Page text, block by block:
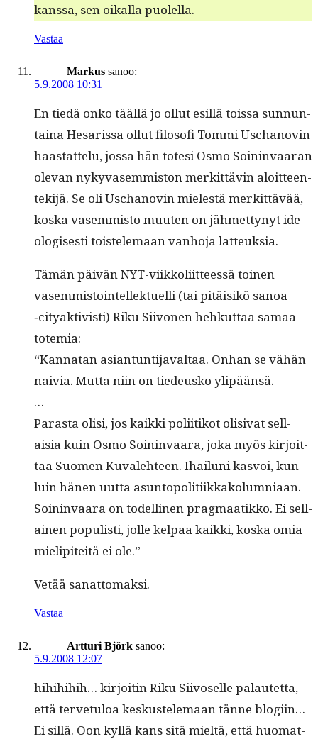
kanssa, sen oikalla puolella.
Vastaa
Markus sanoo:
5.9.2008 10:31
En tiedä onko tääl­lä jo ollut esil­lä tois­sa sun­nun­
taina Hesaris­sa ollut filosofi Tom­mi Uschanovin
haas­tat­telu, jos­sa hän tote­si Osmo Soin­in­vaaran
ole­van nyky­vasem­mis­ton merkit­tävin aloit­teen­
tek­i­jä. Se oli Uschanovin mielestä merkit­tävää,
kos­ka vasem­mis­to muuten on jäh­mettynyt ide­
ol­o­gis­es­ti tois­tele­maan van­ho­ja latteuksia.
Tämän päivän NYT-viikkoli­it­teessä toinen
vasem­mis­toin­tellek­tuel­li (tai pitäisikö sanoa
‑cityak­tivisti) Riku Siivo­nen hehkut­taa samaa
totemia:
“Kan­natan asiantun­ti­javal­taa. Onhan se vähän
naivia. Mut­ta niin on tiedeusko ylipäänsä.
…
Paras­ta olisi, jos kaik­ki poli­itikot oli­si­vat sel­l­
aisia kuin Osmo Soin­in­vaara, joka myös kir­joit­
taa Suomen Kuvale­hteen. Ihailu­ni kasvoi, kun
luin hänen uut­ta asun­topoli­ti­ikkako­lum­ni­aan.
Soin­in­vaara on todel­li­nen prag­maatikko. Ei sel­l­
ainen pop­ulisti, jolle kel­paa kaik­ki, kos­ka omia
mielip­iteitä ei ole.”
Vetää sanat­tomak­si.
Vastaa
Artturi Björk sanoo:
5.9.2008 12:07
hihi­hi­hih… kir­joitin Riku Siivoselle palautet­ta,
että ter­ve­tu­loa keskustele­maan tänne blogi­in…
Ei sil­lä. Oon kyl­lä kans sitä mieltä, että huo­mat­